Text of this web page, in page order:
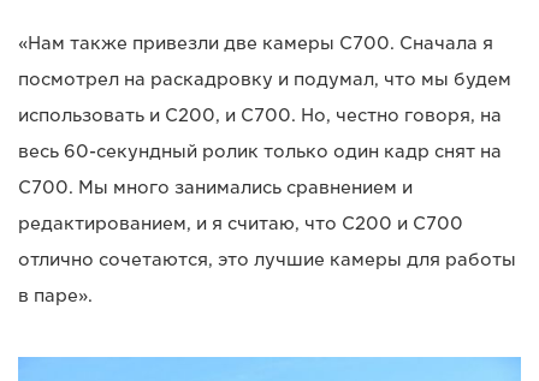
«Нам также привезли две камеры C700. Сначала я
посмотрел на раскадровку и подумал, что мы будем
использовать и C200, и C700. Но, честно говоря, на
весь 60-секундный ролик только один кадр снят на
C700. Мы много занимались сравнением и
редактированием, и я считаю, что C200 и C700
отлично сочетаются, это лучшие камеры для работы
в паре».